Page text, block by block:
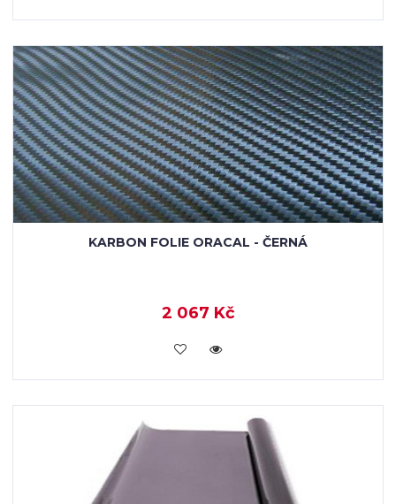
KARBON FOLIE ORACAL - ČERNÁ
2 067 Kč
VLOŽIT DO KOŠÍKU